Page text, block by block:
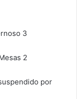
3
2
por